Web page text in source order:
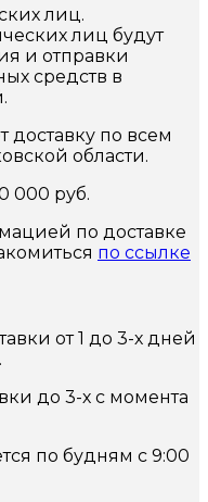
лиц.
лиц будут
и отправки
средств в
доставку по всем
области.
000 руб.
по доставке
по ссылке
от 1 до 3-х дней
до 3-х с момента
по будням с 9:00